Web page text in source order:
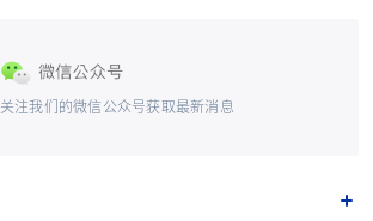
关注我们的微信公众号获取最新消息